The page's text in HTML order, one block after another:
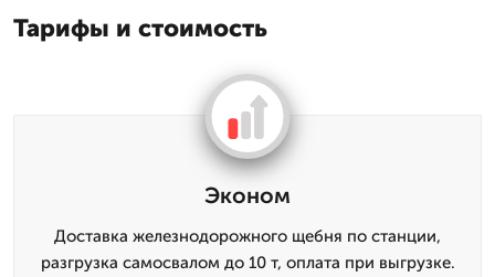
Тарифы и стоимость
Эконом
Доставка железнодорожного щебня по станции,
разгрузка самосвалом до 10 т, оплата при выгрузке.